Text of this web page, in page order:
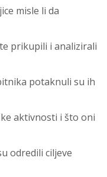
misle li da
prikupili i analizirali
potaknuli su ih
aktivnosti i što oni
odredili ciljeve